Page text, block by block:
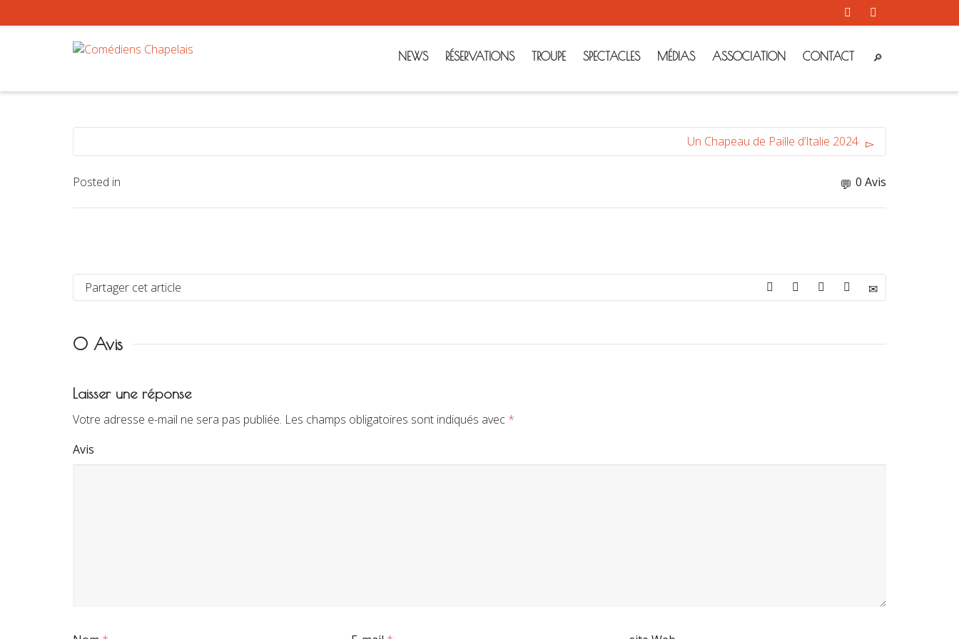
NEWS RÉSERVATIONS TROUPE SPECTACLES MÉDIAS ASSOCIATION CONTACT
Un Chapeau de Paille d’Italie 2024
Posted in 0 Avis
Partager cet article
0 Avis
Laisser une réponse
Votre adresse e-mail ne sera pas publiée. Les champs obligatoires sont indiqués avec *
Avis